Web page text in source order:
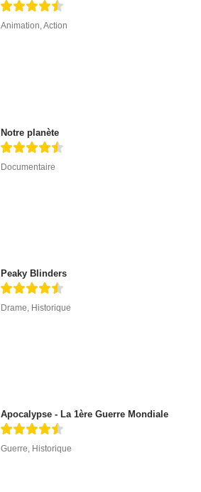
Animation,Action
Notre planète
Documentaire
Peaky Blinders
Drame, Historique
Apocalypse - La 1ère Guerre Mondiale
Guerre, Historique